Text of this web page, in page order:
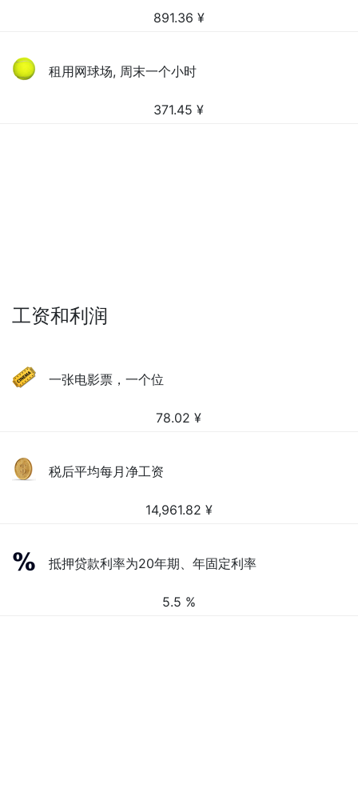
891.36 ¥
租用网球场, 周末一个小时
371.45 ¥
工资和利润
一张电影票，一个位
78.02 ¥
税后平均每月净工资
14,961.82 ¥
抵押贷款利率为20年期、年固定利率
5.5 %